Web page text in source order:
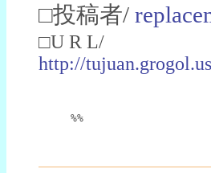
□投稿者/
□U R L/
http://
%%